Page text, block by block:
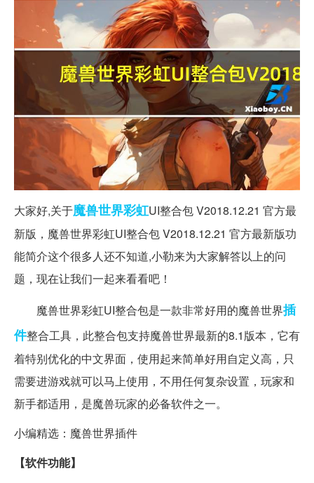
大家好,关于魔兽世界彩虹UI整合包 V2018.12.21 官方最
新版，魔兽世界彩虹UI整合包 V2018.12.21 官方最新版功
能简介这个很多人还不知道,小勒来为大家解答以上的问
题，现在让我们一起来看看吧！
魔兽世界彩虹UI整合包是一款非常好用的魔兽世界插
件整合工具，此整合包支持魔兽世界最新的8.1版本，它有
着特别优化的中文界面，使用起来简单好用自定义高，只
需要进游戏就可以马上使用，不用任何复杂设置，玩家和
新手都适用，是魔兽玩家的必备软件之一。
小编精选：魔兽世界插件
【软件功能】